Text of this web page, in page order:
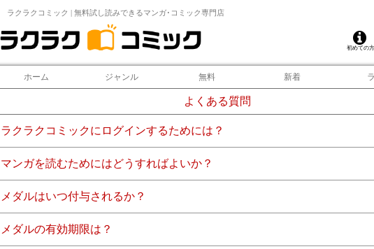
ラクラクコミック | 無料試し読みできるマンガ･コミック専門店
初めての
ホーム ジャンル 無料 新着
よくある質問
ラクラクコミックにログインするためには？
マンガを読むためにはどうすればよいか？
メダルはいつ付与されるか？
メダルの有効期限は？